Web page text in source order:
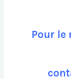
Pour le